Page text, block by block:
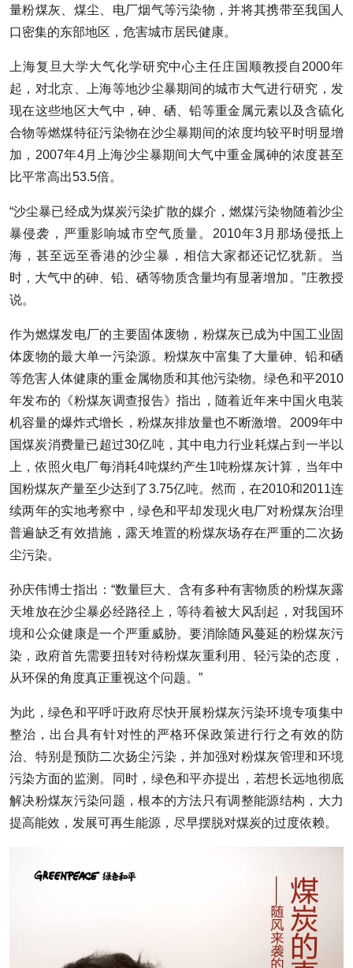
量粉煤灰、煤尘、电厂烟气等污染物，并将其携带至我国人
口密集的东部地区，危害城市居民健康。
上海复旦大学大气化学研究中心主任庄国顺教授自2000年
起，对北京、上海等地沙尘暴期间的城市大气进行研究，发
现在这些地区大气中，砷、硒、铅等重金属元素以及含硫化
合物等燃煤特征污染物在沙尘暴期间的浓度均较平时明显增
加，2007年4月上海沙尘暴期间大气中重金属砷的浓度甚至
比平常高出53.5倍。
“沙尘暴已经成为煤炭污染扩散的媒介，燃煤污染物随着沙尘
暴侵袭，严重影响城市空气质量。2010年3月那场侵抵上
海，甚至远至香港的沙尘暴，相信大家都还记忆犹新。当
时，大气中的砷、铅、硒等物质含量均有显著增加。”庄教授
说。
作为燃煤发电厂的主要固体废物，粉煤灰已成为中国工业固
体废物的最大单一污染源。粉煤灰中富集了大量砷、铅和硒
等危害人体健康的重金属物质和其他污染物。绿色和平2010
年发布的《粉煤灰调查报告》指出，随着近年来中国火电装
机容量的爆炸式增长，粉煤灰排放量也不断激增。2009年中
国煤炭消费量已超过30亿吨，其中电力行业耗煤占到一半以
上，依照火电厂每消耗4吨煤约产生1吨粉煤灰计算，当年中
国粉煤灰产量至少达到了3.75亿吨。然而，在2010和2011连
续两年的实地考察中，绿色和平却发现火电厂对粉煤灰治理
普遍缺乏有效措施，露天堆置的粉煤灰场存在严重的二次扬
尘污染。
孙庆伟博士指出：“数量巨大、含有多种有害物质的粉煤灰露
天堆放在沙尘暴必经路径上，等待着被大风刮起，对我国环
境和公众健康是一个严重威胁。要消除随风蔓延的粉煤灰污
染，政府首先需要扭转对待粉煤灰重利用、轻污染的态度，
从环保的角度真正重视这个问题。”
为此，绿色和平呼吁政府尽快开展粉煤灰污染环境专项集中
整治，出台具有针对性的严格环保政策进行行之有效的防
治、特别是预防二次扬尘污染，并加强对粉煤灰管理和环境
污染方面的监测。同时，绿色和平亦提出，若想长远地彻底
解决粉煤灰污染问题，根本的方法只有调整能源结构，大力
提高能效，发展可再生能源，尽早摆脱对煤炭的过度依赖。